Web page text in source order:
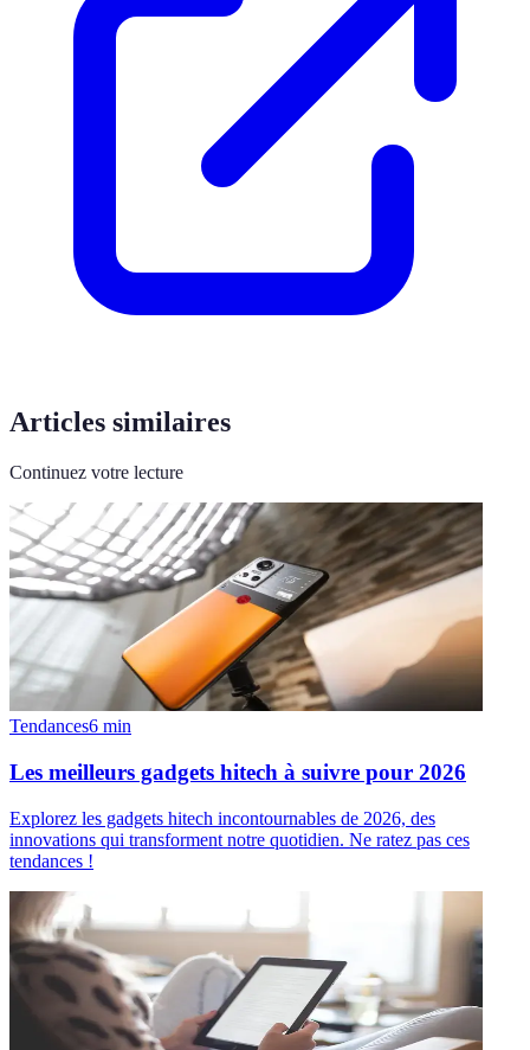
Articles similaires
Continuez votre lecture
Tendances6 min
Les meilleurs gadgets hitech à suivre pour 2026
Explorez les gadgets hitech incontournables de 2026, des
innovations qui transforment notre quotidien. Ne ratez pas ces
tendances !